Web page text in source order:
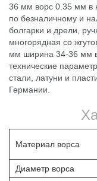
36 мм ворс 0.35 мм в
по безналичному и
болгарки и дрели,
многорядная со
мм ширина 34-36 мм
технические
стали, латуни и
Германии.
Материал ворса
Диаметр ворса